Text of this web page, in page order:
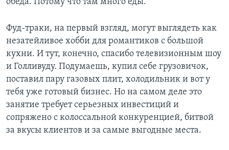
Фуд-траки, на первый взгляд, могут выглядеть как
незатейливое хобби для романтиков с большой
кухни. И тут, конечно, спасибо телевизионным шоу
и Голливуду. Подумаешь, купил себе грузовичок,
поставил пару газовых плит, холодильник и вот у
тебя уже готовый бизнес. Но на самом деле это
занятие требует серьезных инвестиций и
сопряжено с колоссальной конкуренцией, битвой
за вкусы клиентов и за самые выгодные места.